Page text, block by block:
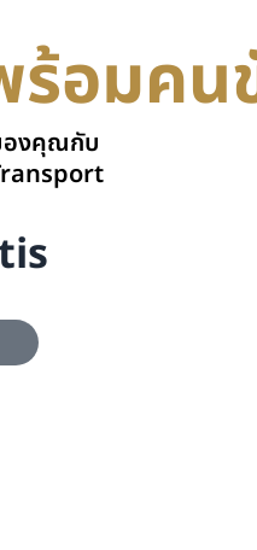
ร้อมคน
องคุณกับ